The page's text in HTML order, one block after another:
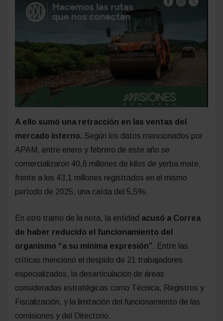
A ello sumó una retracción en las ventas del
mercado interno. Según los datos mencionados por
APAM, entre enero y febrero de este año se
comercializaron 40,6 millones de kilos de yerba mate,
frente a los 43,1 millones registrados en el mismo
período de 2025, una caída del 5,5%.
En otro tramo de la nota, la entidad acusó a Correa
de haber reducido el funcionamiento del
organismo “a su mínima expresión”. Entre las
críticas mencionó el despido de 21 trabajadores
especializados, la desarticulación de áreas
consideradas estratégicas como Técnica, Registros y
Fiscalización, y la limitación del funcionamiento de las
comisiones y del Directorio.